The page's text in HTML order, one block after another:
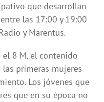
que desarrollan
las 17:00 y 19:00
y Marentus.
8 M, el contenido
primeras mujeres
Los jóvenes que
que en su época no